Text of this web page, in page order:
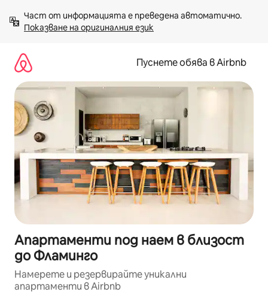
към
съдържанието
Показване на оригиналния език
Пуснете обява в Airbnb
Апартаменти под наем в близост
до Фламинго
Намерете и резервирайте уникални
апартаменти в Airbnb